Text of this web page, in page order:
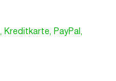
Kreditkarte, PayPal,